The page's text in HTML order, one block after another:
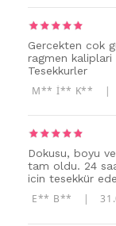
Gercekten cok
ragmen
Tesekkurler
M** I** K** |
Dokusu, boyu
tam oldu. 24
icin tesekkür
E** B** |